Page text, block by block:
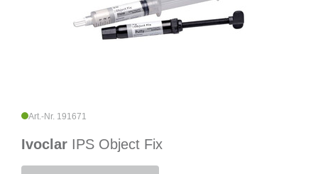
Art.-Nr. 191671
Ivoclar IPS Object Fix